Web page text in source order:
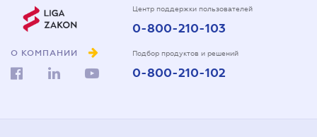
О КОМПАНИИ
Центр поддержки пользователей
0-800-210-103
Подбор продуктов и решений
0-800-210-102